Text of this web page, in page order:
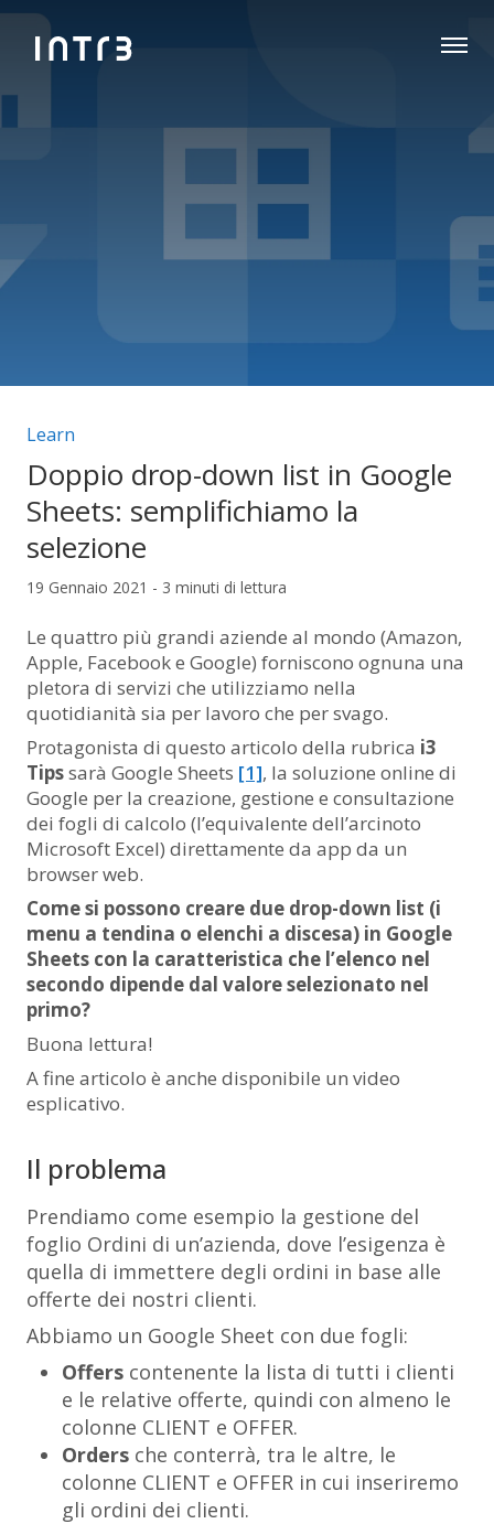
Categorie articolo:
Learn
Doppio drop-down list in Google
Sheets: semplifichiamo la
selezione
19 Gennaio 2021 - 3 minuti di lettura
Le quattro più grandi aziende al mondo (Amazon,
Apple, Facebook e Google) forniscono ognuna una
pletora di servizi che utilizziamo nella
quotidianità sia per lavoro che per svago.
Protagonista di questo articolo della rubrica i3
Tipssarà Google Sheets [1], la soluzione online di
Google per la creazione, gestione e consultazione
dei fogli di calcolo (l’equivalente dell’arcinoto
Microsoft Excel) direttamente da app da un
browser web.
Come si possono creare due drop-down list (i
menu a tendina o elenchi a discesa) in Google
Sheets con la caratteristica che l’elenco nel
secondo dipende dal valore selezionato nel
primo?
Buona lettura!
A fine articolo è anche disponibile un video
esplicativo.
Il problema
Prendiamo come esempio la gestione del
foglio Ordini di un’azienda, dove l’esigenza è
quella di immettere degli ordini in base alle
offerte dei nostri clienti.
Abbiamo un Google Sheet con due fogli:
Offers contenente la lista di tutti i clienti
e le relative offerte, quindi con almeno le
colonne CLIENT e OFFER.
Orders che conterrà, tra le altre, le
colonne CLIENT e OFFER in cui inseriremo
gli ordini dei clienti.